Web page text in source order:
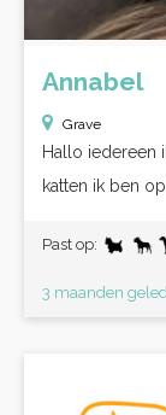
Annabel
Grave
Hallo iedereen
katten ik ben
Past op:
3 maanden